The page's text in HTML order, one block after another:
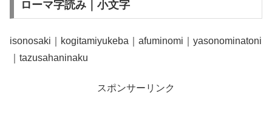
ローマ字読み｜小文字
isonosaki｜kogitamiyukeba｜afuminomi｜yasonominatoni
｜tazusahaninaku
スポンサーリンク